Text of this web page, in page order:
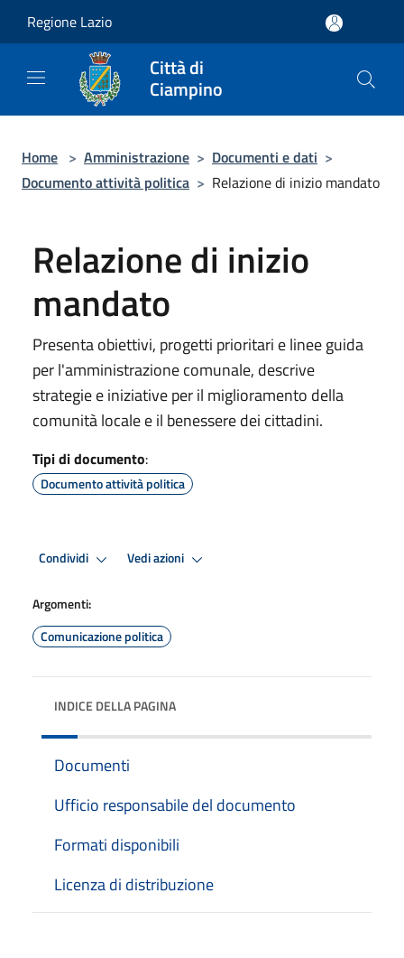
Regione Lazio
Città di
Ciampino
Home > Amministrazione > Documenti e dati >
Documento attività politica > Relazione di inizio mandato
Relazione di inizio
mandato
Presenta obiettivi, progetti prioritari e linee guida
per l'amministrazione comunale, descrive
strategie e iniziative per il miglioramento della
comunità locale e il benessere dei cittadini.
Tipi di documento:
Documento attività politica
Condividi Vedi azioni
Argomenti:
Comunicazione politica
INDICE DELLA PAGINA
Documenti
Ufficio responsabile del documento
Formati disponibili
Licenza di distribuzione